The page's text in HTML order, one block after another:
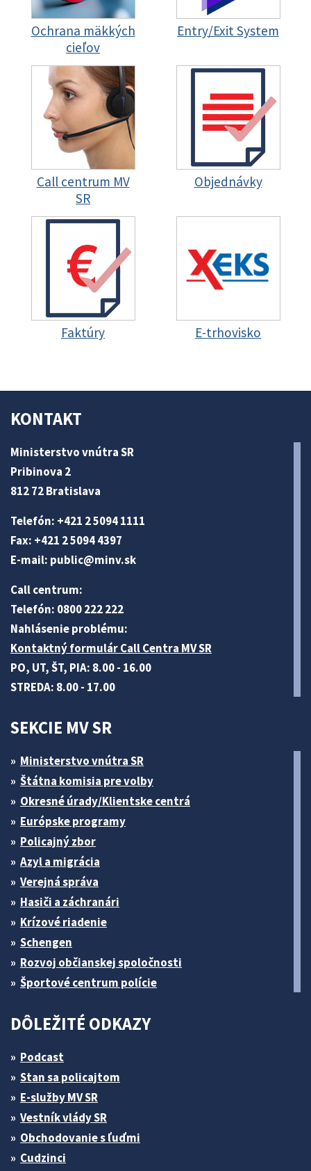
Ochrana mäkkých
cieľov
Entry/Exit System
Call centrum MV
SR
Objednávky
Faktúry E-trhovisko
KONTAKT
Ministerstvo vnútra SR
Pribinova 2
812 72 Bratislava
Telefón: +421 2 5094 1111
Fax: +421 2 5094 4397
E-mail: public@minv.sk
Call centrum:
Telefón: 0800 222 222
Nahlásenie problému:
Kontaktný formulár Call Centra MV SR
PO, UT, ŠT, PIA: 8.00 - 16.00
STREDA: 8.00 - 17.00
SEKCIE MV SR
Ministerstvo vnútra SR
Štátna komisia pre volby
Okresné úrady/Klientske centrá
Európske programy
Policajný zbor
Azyl a migrácia
Verejná správa
Hasiči a záchranári
Krízové riadenie
Schengen
Rozvoj občianskej spoločnosti
Športové centrum polície
DÔLEŽITÉ ODKAZY
Podcast
Stan sa policajtom
E-služby MV SR
Vestník vlády SR
Obchodovanie s ľuďmi
Cudzinci